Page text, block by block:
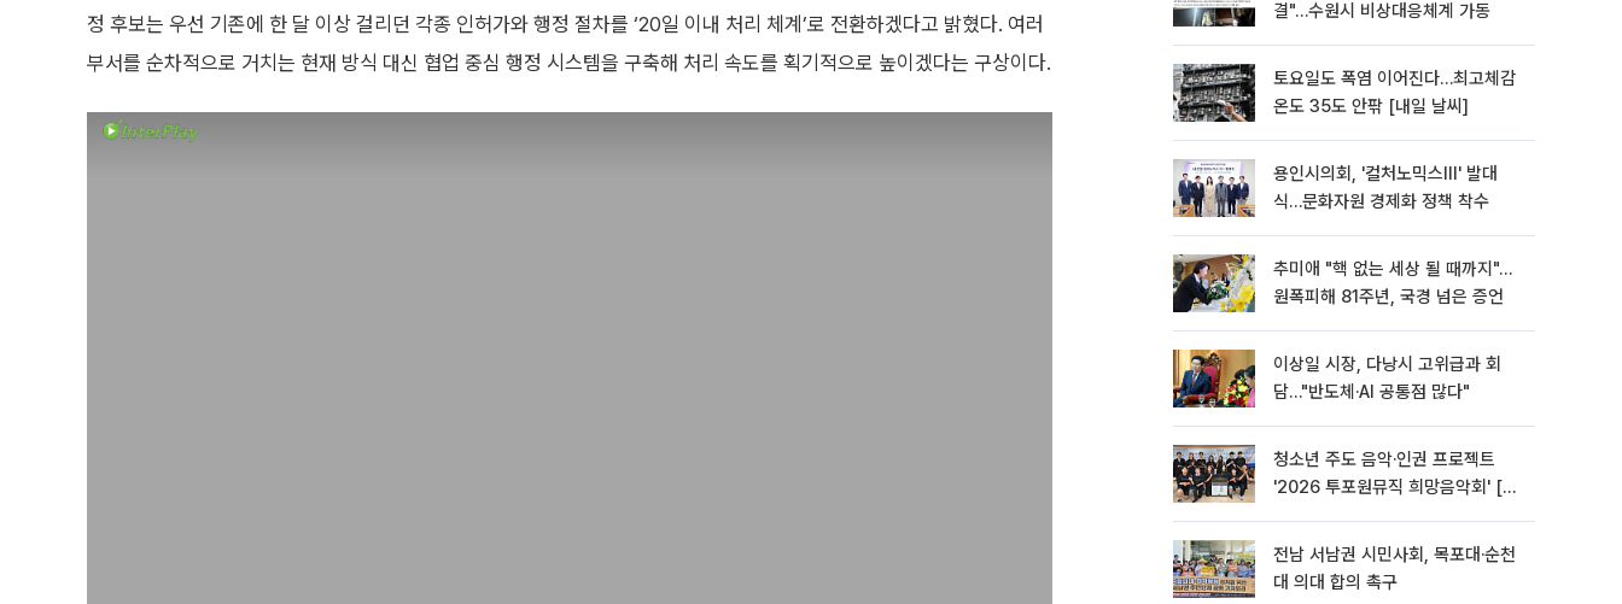
정 후보는 우선 기존에 한 달 이상 걸리던 각종 인허가와 행정 절차를 ‘20일 이내 처리 체계’로 전환하겠다고 밝혔다. 여러
부서를 순차적으로 거치는 현재 방식 대신 협업 중심 행정 시스템을 구축해 처리 속도를 획기적으로 높이겠다는 구상이다.
결"…수원시 비상대응체계 가동
토요일도 폭염 이어진다…최고체감
온도 35도 안팎 [내일 날씨]
용인시의회, '컬처노믹스Ⅲ' 발대
식…문화자원 경제화 정책 착수
추미애 "핵 없는 세상 될 때까지"…
원폭피해 81주년, 국경 넘은 증언
이상일 시장, 다낭시 고위급과 회
담…"반도체·AI 공통점 많다"
청소년 주도 음악·인권 프로젝트
'2026 투포원뮤직 희망음악회' [포
전남 서남권 시민사회, 목포대·순천
대 의대 합의 촉구